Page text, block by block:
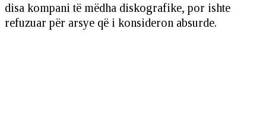
disa kompani të mëdha diskografike, por ishte
refuzuar për arsye që i konsideron absurde.